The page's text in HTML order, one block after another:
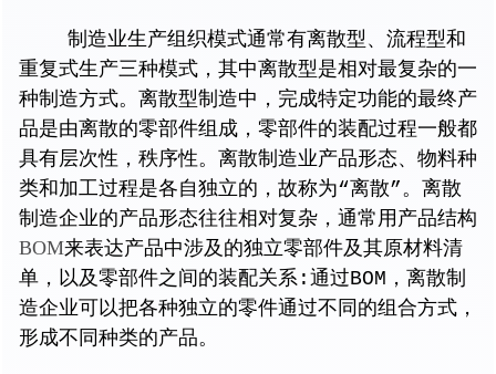
制造业生产组织模式通常有离散型、流程型和
重复式生产三种模式，其中离散型是相对最复杂的一
种制造方式。离散型制造中，完成特定功能的最终产
品是由离散的零部件组成，零部件的装配过程一般都
具有层次性，秩序性。离散制造业产品形态、物料种
类和加工过程是各自独立的，故称为“离散”。离散
制造企业的产品形态往往相对复杂，通常用产品结构
BOM来表达产品中涉及的独立零部件及其原材料清
单，以及零部件之间的装配关系:通过BOM，离散制
造企业可以把各种独立的零件通过不同的组合方式，
形成不同种类的产品。